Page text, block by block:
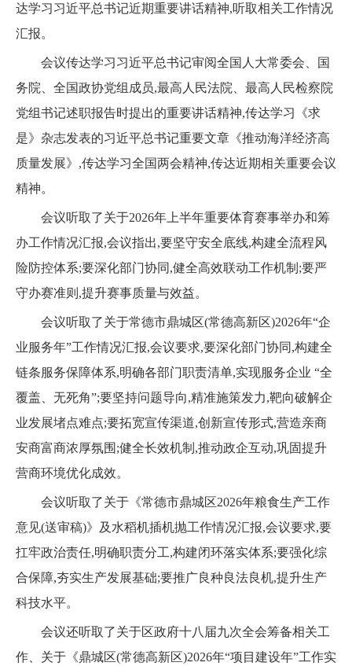
达学习习近平总书记近期重要讲话精神,听取相关工作情况
汇报。
会议传达学习习近平总书记审阅全国人大常委会、国
务院、全国政协党组成员,最高人民法院、最高人民检察院
党组书记述职报告时提出的重要讲话精神,传达学习《求
是》杂志发表的习近平总书记重要文章《推动海洋经济高
质量发展》,传达学习全国两会精神,传达近期相关重要会议
精神。
会议听取了关于2026年上半年重要体育赛事举办和筹
办工作情况汇报,会议指出,要坚守安全底线,构建全流程风
险防控体系;要深化部门协同,健全高效联动工作机制;要严
守办赛准则,提升赛事质量与效益。
会议听取了关于常德市鼎城区(常德高新区)2026年“企
业服务年”工作情况汇报,会议要求,要深化部门协同,构建全
链条服务保障体系,明确各部门职责清单,实现服务企业 “全
覆盖、无死角”;要坚持问题导向,精准施策发力,靶向破解企
业发展堵点难点;要拓宽宣传渠道,创新宣传形式,营造亲商
安商富商浓厚氛围;健全长效机制,推动政企互动,巩固提升
营商环境优化成效。
会议听取了关于《常德市鼎城区2026年粮食生产工作
意见(送审稿)》及水稻机插机抛工作情况汇报,会议要求,要
扛牢政治责任,明确职责分工,构建闭环落实体系;要强化综
合保障,夯实生产发展基础;要推广良种良法良机,提升生产
科技水平。
会议还听取了关于区政府十八届九次全会筹备相关工
作、关于《鼎城区(常德高新区)2026年“项目建设年”工作实